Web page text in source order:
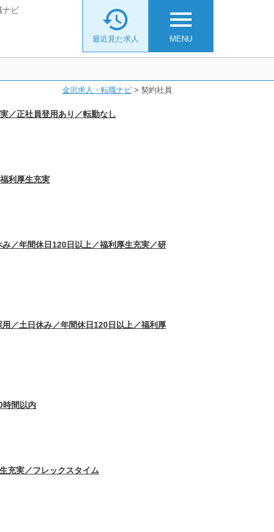
ナビ menu
MENU

最近見た求人
金沢求人・転職ナビ > 契約社員
／正社員登用あり／転勤なし
利厚生充実
／年間休日120日以上／福利厚生充実／研
／土日休み／年間休日120日以上／福利厚
時間以内
充実／フレックスタイム